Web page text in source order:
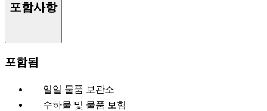
포함사항
포함됨
일일 물품 보관소
수하물 및 물품 보험